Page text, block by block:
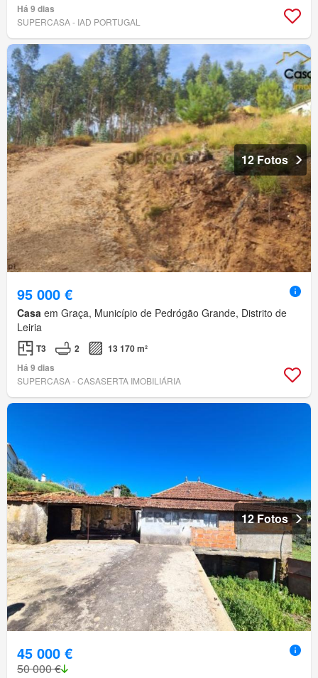
Há 9 dias
SUPERCASA - IAD PORTUGAL
12 Fotos
95 000 €
Casa em Graça, Município de Pedrógão Grande, Distrito de
Leiria
T3 2
13 170 m²
Há 9 dias
SUPERCASA - CASASERTA IMOBILIÁRIA
12 Fotos
45 000 €
50 000 €